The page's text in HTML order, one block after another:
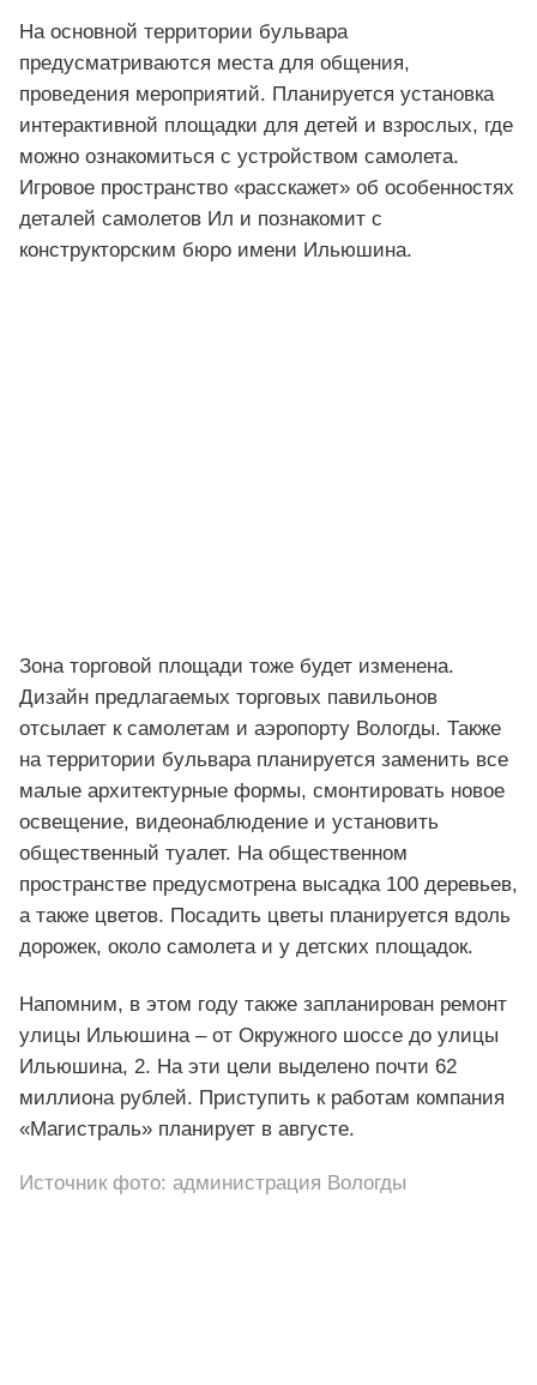
На основной территории бульвара
предусматриваются места для общения,
проведения мероприятий. Планируется установка
интерактивной площадки для детей и взрослых, где
можно ознакомиться с устройством самолета.
Игровое пространство «расскажет» об особенностях
деталей самолетов Ил и познакомит с
конструкторским бюро имени Ильюшина.
Зона торговой площади тоже будет изменена.
Дизайн предлагаемых торговых павильонов
отсылает к самолетам и аэропорту Вологды. Также
на территории бульвара планируется заменить все
малые архитектурные формы, смонтировать новое
освещение, видеонаблюдение и установить
общественный туалет. На общественном
пространстве предусмотрена высадка 100 деревьев,
а также цветов. Посадить цветы планируется вдоль
дорожек, около самолета и у детских площадок.
Напомним, в этом году также запланирован ремонт
улицы Ильюшина – от Окружного шоссе до улицы
Ильюшина, 2. На эти цели выделено почти 62
миллиона рублей. Приступить к работам компания
«Магистраль» планирует в августе.
Источник фото: администрация Вологды